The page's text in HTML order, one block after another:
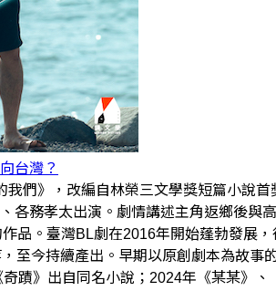
台灣？
們》，改編自林榮三文學獎短篇小說
務孝太出演。劇情講述主角返鄉後與
。臺灣BL劇在2016年開始蓬勃發展
至今持續產出。早期以原創劇本為故
蹟》出自同名小說；2024年《某某》